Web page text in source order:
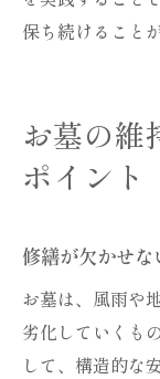
保ち続けること
お墓の維
ポイント
修繕が欠かせな
お墓は、風雨や
劣化していくも
して、構造的な